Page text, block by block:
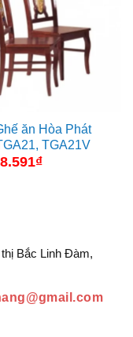
ăn Hòa Phát
TGA21V
₫
Bắc Linh Đàm,